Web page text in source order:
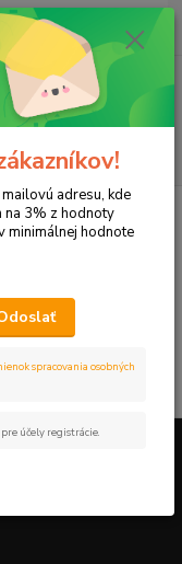
Hľadať
ks
za 0,00 EUR
HP OfficeJet
adresu, kde
na 3% z hodnoty
minimálnej hodnote
spracovania osobných
pre účely registrácie.